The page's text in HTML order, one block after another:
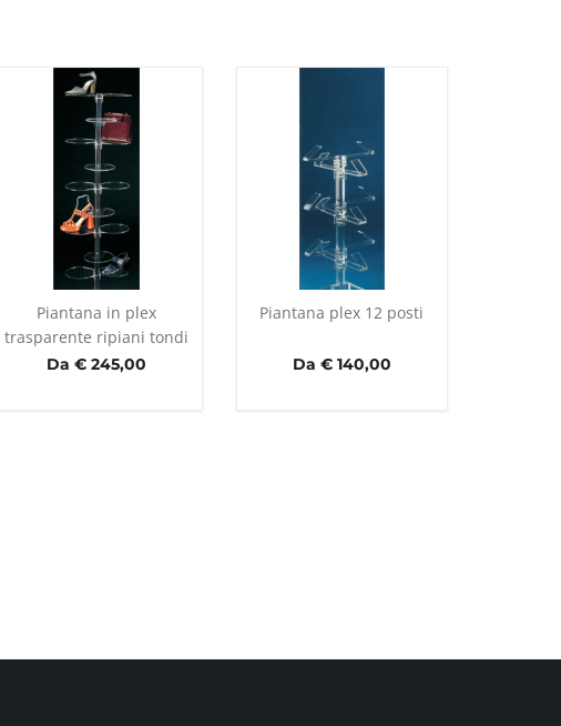
Piantana in plex
trasparente ripiani tondi
Da € 245,00
Piantana plex 12 posti
Da € 140,00